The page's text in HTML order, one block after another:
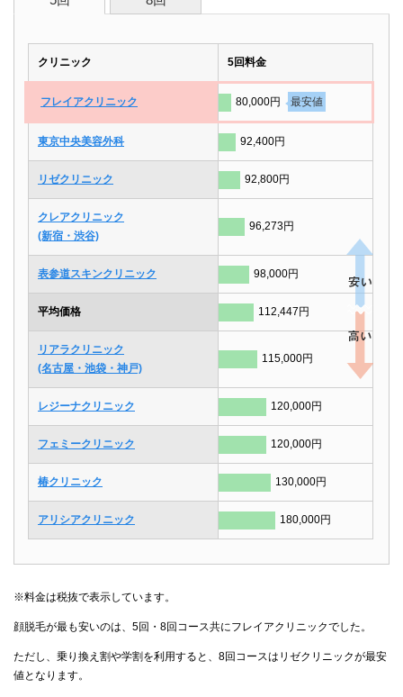
クリニック 5回料金
フレイアクリニック 80,000円 最安値
東京中央美容外科 92,400円
リゼクリニック 92,800円
クレアクリニック
(新宿・渋谷)
96,273円
表参道スキンクリニック 98,000円
平均価格 112,447円
リアラクリニック
(名古屋・池袋・神戸)
115,000円
レジーナクリニック 120,000円
フェミークリニック 120,000円
椿クリニック 130,000円
アリシアクリニック 180,000円
※料金は税抜で表示しています。
顔脱毛が最も安いのは、5回・8回コース共にフレイアクリニックでした。
ただし、乗り換え割や学割を利用すると、8回コースはリゼクリニックが最安
値となります。